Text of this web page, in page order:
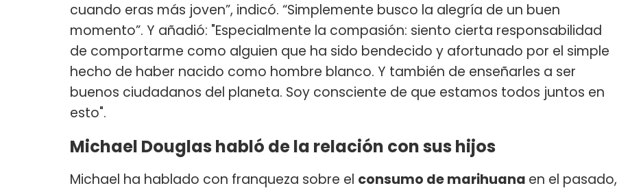
cuando eras más joven”, indicó. “Simplemente busco la alegría de un buen
momento”. Y añadió: "Especialmente la compasión: siento cierta responsabilidad
de comportarme como alguien que ha sido bendecido y afortunado por el simple
hecho de haber nacido como hombre blanco. Y también de enseñarles a ser
buenos ciudadanos del planeta. Soy consciente de que estamos todos juntos en
esto".
Michael Douglas habló de la relación con sus hijos
Michael ha hablado con franqueza sobre el consumo de marihuana en el pasado,